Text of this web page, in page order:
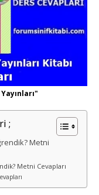
;
Metni
Metni Cevapları